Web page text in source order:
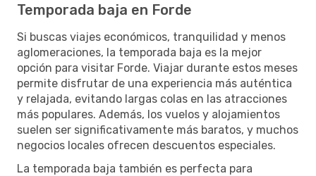
Temporada baja en Forde
Si buscas viajes económicos, tranquilidad y menos
aglomeraciones, la temporada baja es la mejor
opción para visitar Forde. Viajar durante estos meses
permite disfrutar de una experiencia más auténtica
y relajada, evitando largas colas en las atracciones
más populares. Además, los vuelos y alojamientos
suelen ser significativamente más baratos, y muchos
negocios locales ofrecen descuentos especiales.
La temporada baja también es perfecta para